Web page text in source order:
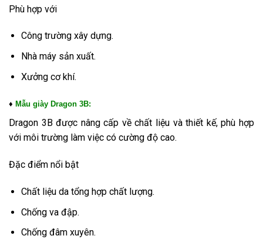
Phù hợp với
Công trường xây dựng.
Nhà máy sản xuất.
Xưởng cơ khí.
♦ Mẫu giày Dragon 3B:
Dragon 3B được nâng cấp về chất liệu và thiết kế, phù hợp
với môi trường làm việc có cường độ cao.
Đặc điểm nổi bật
Chất liệu da tổng hợp chất lượng.
Chống va đập.
Chống đâm xuyên.